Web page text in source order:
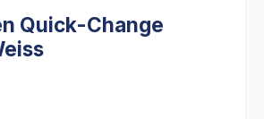
Quick-Change